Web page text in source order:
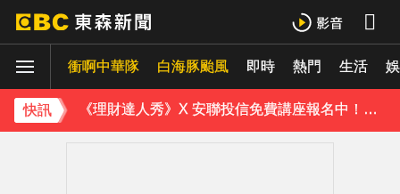
衝啊中華隊 白海豚颱風 即時 熱門 生活
快訊
下載東森App，隨時掌握天下大小事！
《理財達人秀》X 安聯投信免費講座報名中！搶先卡位 2027